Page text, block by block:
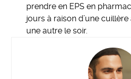
prendre en EPS en
jours à raison d’une
une autre le soir.